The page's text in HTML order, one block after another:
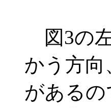
図3の
かう方
がある